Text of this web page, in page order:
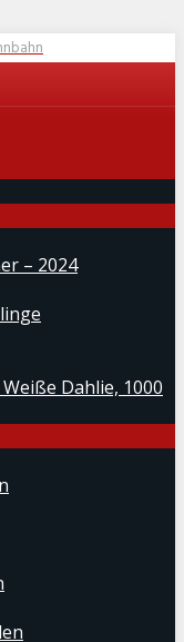
– 2024
Dahlie, 1000